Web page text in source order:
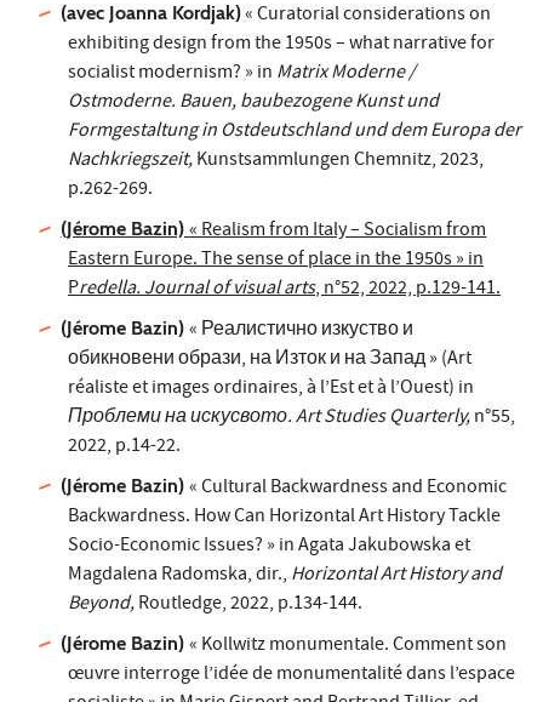
(avec Joanna Kordjak)« Curatorial considerations on
exhibiting design from the 1950s – what narrative for
socialist modernism? » in Matrix Moderne /
Ostmoderne. Bauen, baubezogene Kunst und
Formgestaltung in Ostdeutschland und dem Europa der
Nachkriegszeit,Kunstsammlungen Chemnitz, 2023,
p.262-269.
(Jérome Bazin)« Realism from Italy – Socialism from
Eastern Europe. The sense of place in the 1950s » in
Predella. Journal of visual arts, n°52, 2022, p.129-141.
(Jérome Bazin)« Реалистично изкуство и
обикновени образи, на Изток и на Запад » (Art
réaliste et images ordinaires, à l’Est et à l’Ouest) in
Проблеми на искусвото. Art Studies Quarterly,n°55,
2022, p.14-22.
(Jérome Bazin)« Cultural Backwardness and Economic
Backwardness. How Can Horizontal Art History Tackle
Socio-Economic Issues? » in Agata Jakubowska et
Magdalena Radomska, dir., Horizontal Art History and
Beyond,Routledge, 2022, p.134-144.
(Jérome Bazin)« Kollwitz monumentale. Comment son
œuvre interroge l’idée de monumentalité dans l’espace